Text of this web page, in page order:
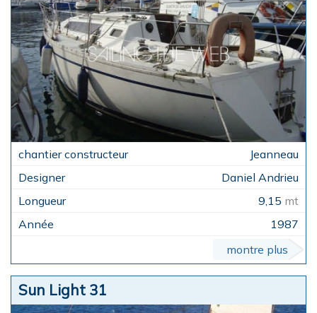
Jeanneau
Daniel Andrieu
9,15 mt
1987
montre plus
Sun Light 31